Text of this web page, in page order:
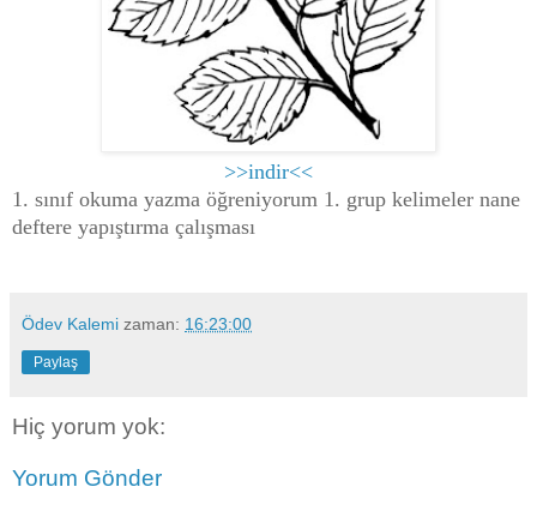
>>indir<<
1. sınıf okuma yazma öğreniyorum 1. grup kelimeler nane
deftere yapıştırma çalışması
Ödev Kalemi zaman: 16:23:00
Paylaş
Hiç yorum yok:
Yorum Gönder